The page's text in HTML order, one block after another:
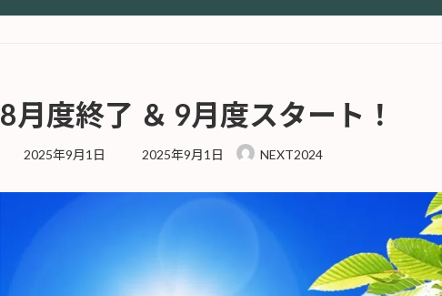
8月度終了 ＆ 9月度スタート！
2025年9月1日
最
2025年9月1日 NEXT2024